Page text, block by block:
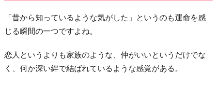
不
安
じ
「昔から知っているような気がした」というのも運命を感
じる瞬間の一つですよね。
恋人というよりも家族のような、仲がいいというだけでな
く、何か深い絆で結ばれているような感覚がある。